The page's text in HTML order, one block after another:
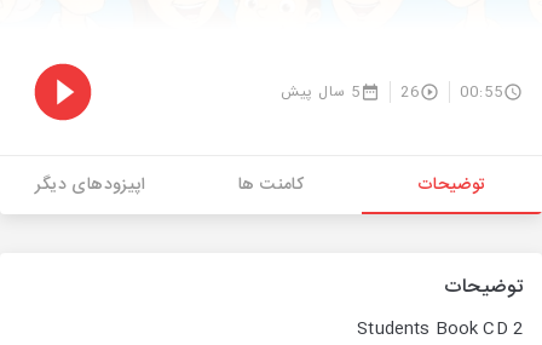
00:55
26 5 سال پیش
توضیحات کامنت ها اپیزودهای دیگر
توضیحات
Students Book CD 2